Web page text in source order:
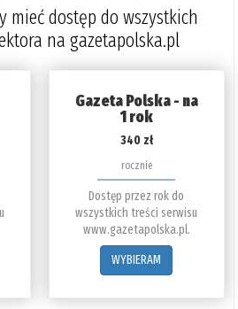
mieć dostęp do wszystkich
na gazetapolska.pl
Gazeta Polska - na
1 rok
340 zł
rocznie
Dostęp przez rok do
wszystkich treści serwisu
www.gazetapolska.pl.
WYBIERAM